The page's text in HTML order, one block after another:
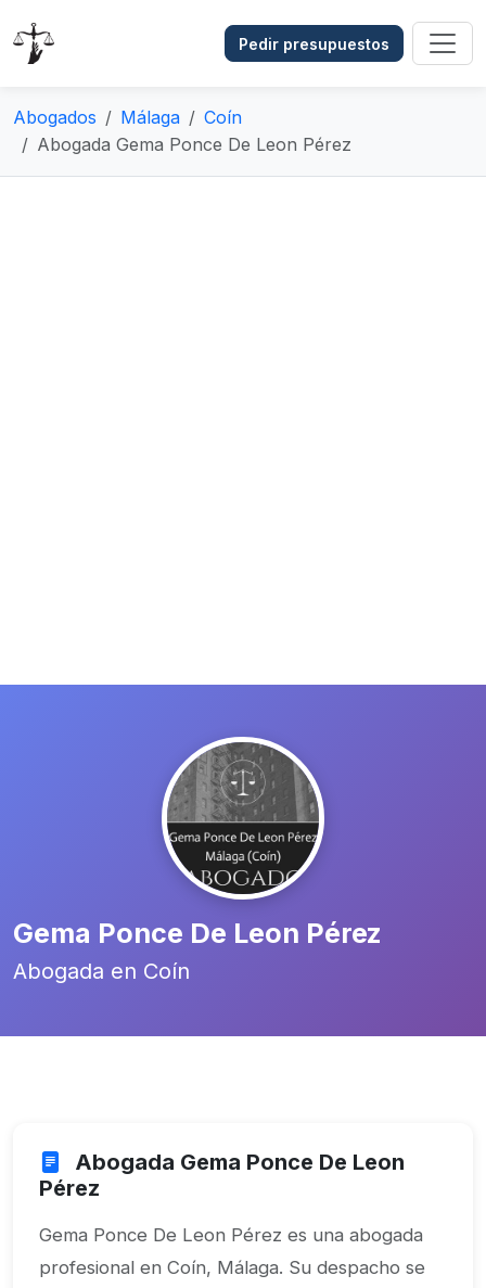
Pedir presupuestos
Abogados Málaga
Coín
Abogada Gema Ponce De Leon Pérez
Gema Ponce De Leon Pérez
Abogada en Coín
Abogada Gema Ponce De Leon
Pérez
Gema Ponce De Leon Pérez es una abogada
profesional en Coín, Málaga. Su despacho se